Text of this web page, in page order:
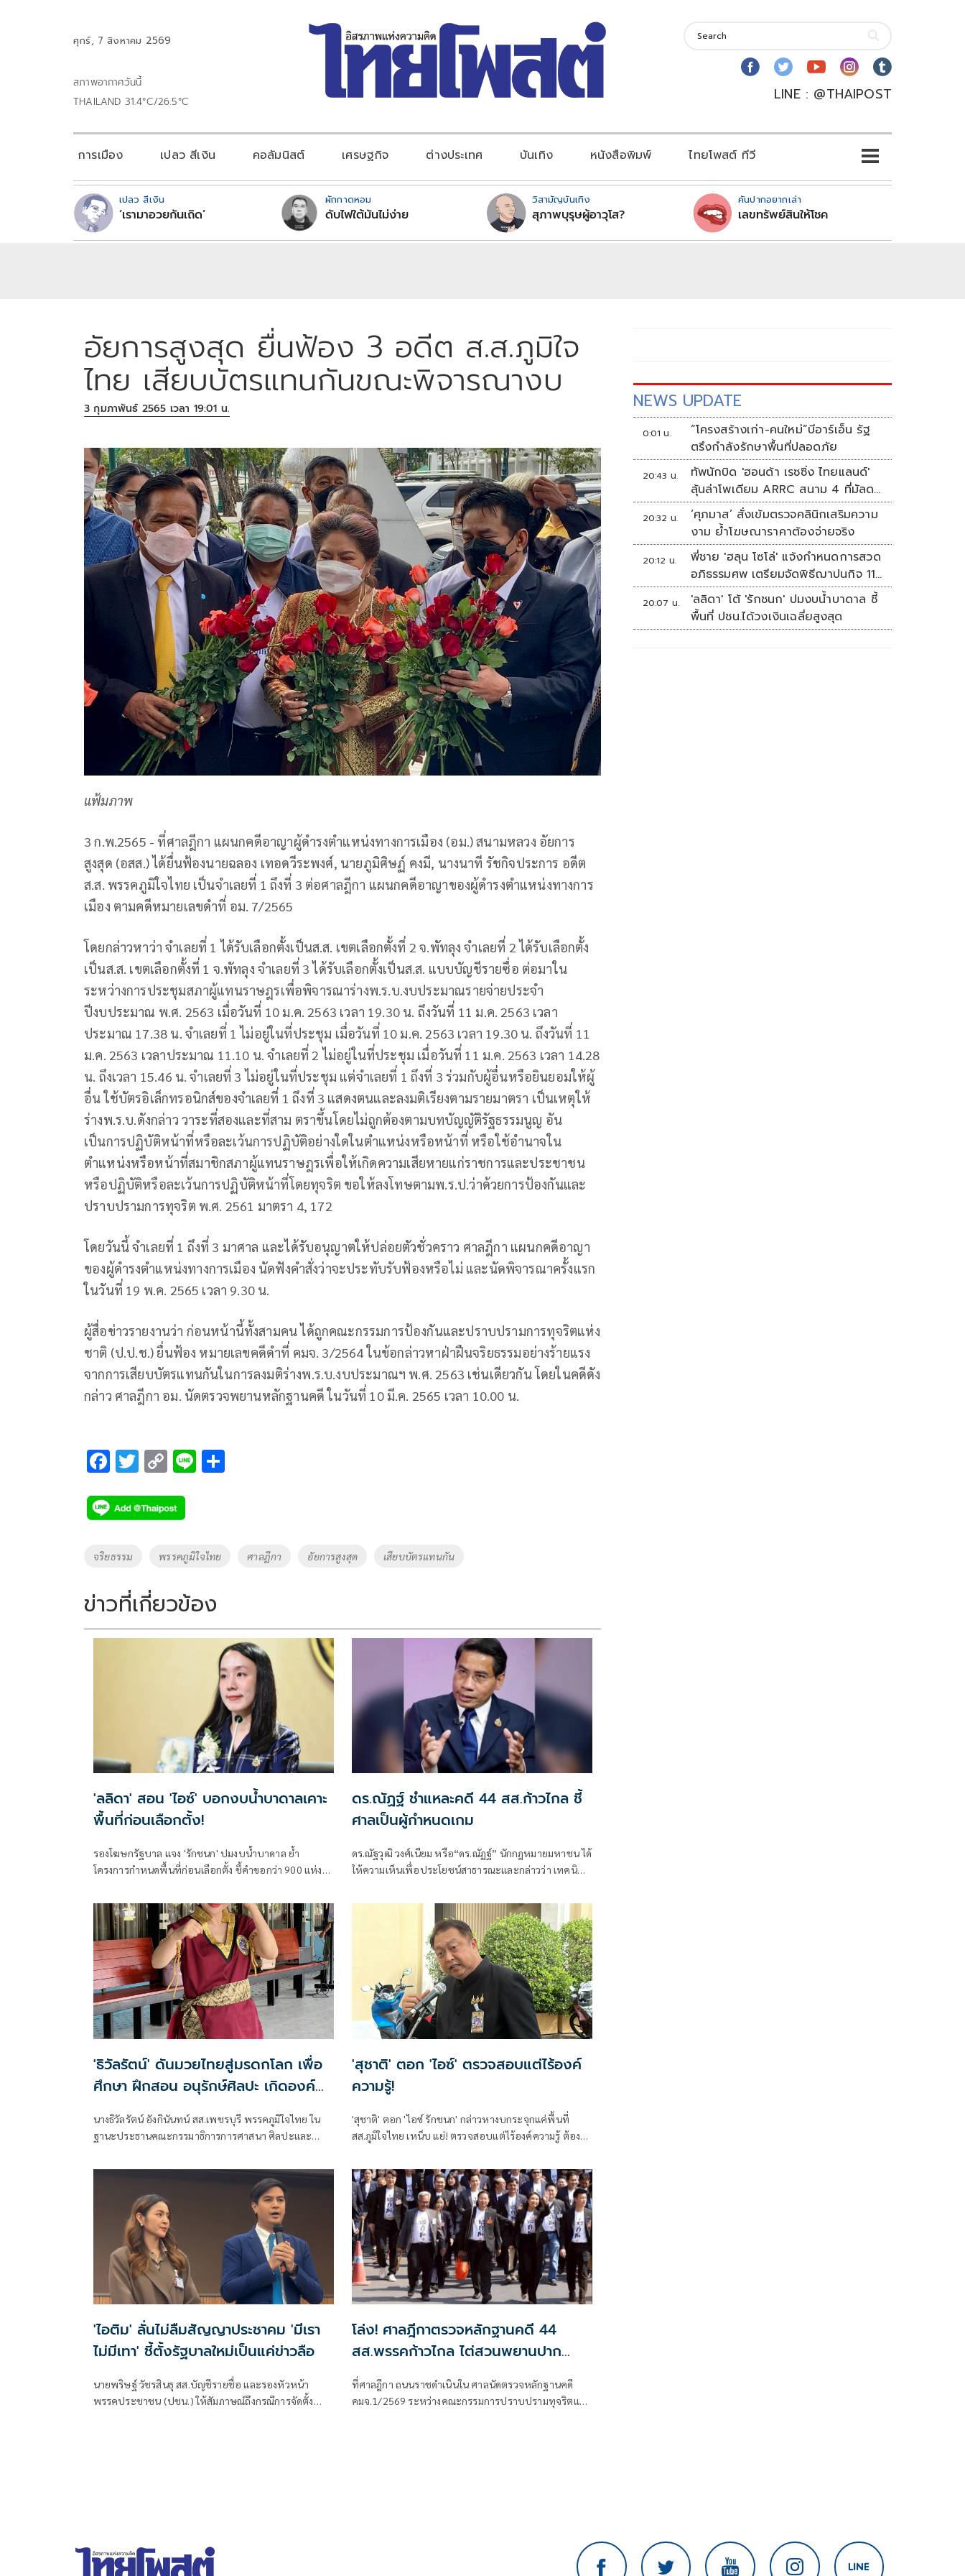
ศุกร์, 7 สิงหาคม 2569
สภาพอากาศวันนี้
THAILAND 31.4°C/26.5°C
LINE : @THAIPOST
การเมือง เปลว สีเงิน คอลัมนิสต์ เศรษฐกิจ ต่างประเทศ บันเทิง หนังสือพิมพ์ ไทยโพสต์ ทีวี
เปลว สีเงิน
‘เรามาอวยกันเถิด’
ผักกาดหอม
ดับไฟใต้มันไม่ง่าย
วิสามัญบันเทิง
สุภาพบุรุษผู้อาวุโส?
คันปากอยากเล่า
เลขทรัพย์สินให้โชค
อัยการสูงสุด ยื่นฟ้อง 3 อดีต ส.ส.ภูมิใจ
ไทย เสียบบัตรแทนกันขณะพิจารณางบ
3 กุมภาพันธ์ 2565 เวลา 19:01 น.
แฟ้มภาพ
3 ก.พ.2565 - ที่ศาลฎีกา แผนกคดีอาญาผู้ดำรงตำแหน่งทางการเมือง (อม.) สนามหลวง อัยการ
สูงสุด (อสส.) ได้ยื่นฟ้องนายฉลอง เทอดวีระพงศ์, นายภูมิศิษฏ์ คงมี, นางนาที รัชกิจประการ อดีต
ส.ส. พรรคภูมิใจไทย เป็นจำเลยที่ 1 ถึงที่ 3 ต่อศาลฎีกา แผนกคดีอาญาของผู้ดำรงตำแหน่งทางการ
เมือง ตามคดีหมายเลขดำที่ อม. 7/2565
โดยกล่าวหาว่า จำเลยที่ 1 ได้รับเลือกตั้งเป็นส.ส. เขตเลือกตั้งที่ 2 จ.พัทลุง จำเลยที่ 2 ได้รับเลือกตั้ง
เป็นส.ส. เขตเลือกตั้งที่ 1 จ.พัทลุง จำเลยที่ 3 ได้รับเลือกตั้งเป็นส.ส. แบบบัญชีรายซื่อ ต่อมาใน
ระหว่างการประชุมสภาผู้แทนราษฎรเพื่อพิจารณาร่างพ.ร.บ.งบประมาณรายจ่ายประจำ
ปีงบประมาณ พ.ศ. 2563 เมื่อวันที่ 10 ม.ค. 2563 เวลา 19.30 น. ถึงวันที่ 11 ม.ค. 2563 เวลา
ประมาณ 17.38 น. จำเลยที่ 1 ไม่อยู่ในที่ประชุม เมื่อวันที่ 10 ม.ค. 2563 เวลา 19.30 น. ถึงวันที่ 11
ม.ค. 2563 เวลาประมาณ 11.10 น. จำเลยที่ 2 ไม่อยู่ในที่ประชุม เมื่อวันที่ 11 ม.ค. 2563 เวลา 14.28
น. ถึงเวลา 15.46 น. จำเลยที่ 3 ไม่อยู่ในที่ประชุม แต่จำเลยที่ 1 ถึงที่ 3 ร่วมกับผู้อื่นหรือยินยอมให้ผู้
อื่น ใช้บัตรอิเล็กทรอนิกส์ของจำเลยที่ 1 ถึงที่ 3 แสดงตนและลงมติเรียงตามรายมาตรา เป็นเหตุให้
ร่างพ.ร.บ.ดังกล่าว วาระที่สองและที่สาม ตราขึ้นโดยไม่ถูกต้องตามบทบัญญัติรัฐธรรมนูญ อัน
เป็นการปฏิบัติหน้าที่หรือละเว้นการปฏิบัติอย่างใดในตำแหน่งหรือหน้าที่ หรือใช้อำนาจใน
ตำแหน่งหรือหน้าที่สมาชิกสภาผู้แทนราษฎรเพื่อให้เกิดความเสียหายแก่ราชการและประชาชน
หรือปฏิบัติหรือละเว้นการปฏิบัติหน้าที่โดยทุจริต ขอให้ลงโทษตามพ.ร.ป.ว่าด้วยการป้องกันและ
ปราบปรามการทุจริต พ.ศ. 2561 มาตรา 4, 172
โดยวันนี้ จำเลยที่ 1 ถึงที่ 3 มาศาล และได้รับอนุญาตให้ปล่อยตัวชั่วคราว ศาลฎีกา แผนกคดีอาญา
ของผู้ดำรงตำแหน่งทางการเมือง นัดฟังคำสั่งว่าจะประทับรับฟ้องหรือไม่ และนัดพิจารณาครั้งแรก
ในวันที่ 19 พ.ค. 2565 เวลา 9.30 น.
ผู้สื่อข่าวรายงานว่า ก่อนหน้านี้ทั้งสามคน ได้ถูกคณะกรรมการป้องกันและปราบปรามการทุจริตแห่ง
ชาติ (ป.ป.ช.) ยื่นฟ้อง หมายเลขคดีดำที่ คมจ. 3/2564 ในข้อกล่าวหาฝ่าฝืนจริยธรรมอย่างร้ายแรง
จากการเสียบบัตรแทนกันในการลงมติร่างพ.ร.บ.งบประมาณฯ พ.ศ. 2563 เช่นเดียวกัน โดยในคดีดัง
กล่าว ศาลฎีกา อม. นัดตรวจพยานหลักฐานคดี ในวันที่ 10 มี.ค. 2565 เวลา 10.00 น.
F
e
b
o
k
T
tt
er
C
p
y
Li
k
Li
Tags
จริยธรรม พรรคภูมิใจไทย ศาลฎีกา อัยการสูงสุด เสียบบัตรแทนกัน
ข่าวที่เกี่ยวข้อง
'ลลิดา' สอน 'ไอซ์' บอกงบน้ำบาดาลเคาะ
พื้นที่ก่อนเลือกตั้ง!
รองโฆษกรัฐบาล แจง 'รักชนก' ปมงบน้ำบาดาล ย้ำ
โครงการกำหนดพื้นที่ก่อนเลือกตั้ง ชี้คำขอกว่า 900 แห่ง
ดร.ณัฏฐ์ ชำแหละคดี 44 สส.ก้าวไกล ชี้
ศาลเป็นผู้กำหนดเกม
ดร.ณัฐวุฒิ วงศ์เนียม หรือ“ดร.ณัฏฐ์” นักกฎหมายมหาชน ได้
ให้ความเห็นเพื่อประโยชน์สาธารณะและกล่าวว่า เทคนิค
'ธิวัลรัตน์' ดันมวยไทยสู่มรดกโลก เพื่อ
ศึกษา ฝึกสอน อนุรักษ์ศิลปะ เกิดองค์
ในระดับนานาชาติ
นางธิวัลรัตน์ อังกินันทน์ สส.เพชรบุรี พรรคภูมิใจไทย ใน
ฐานะประธานคณะกรรมาธิการการศาสนา ศิลปะและ
นานาชาติ ประจำปี 2569 ณ โรงเรียนราชประชานุเคราะห์
47 จังหวัดเพชรบุรี ร่วมกับสมาคมสยามยุทธกีฬาพื้นเมือง
ไทย ตลอดจนทุกภาคส่วน ที่ร่วมแรงร่วมใจจัดเวทีแห่งการ
เรียนรู้ เพื่อแลกเปลี่ยนองค์ความรู้และสร้างเครือข่าย
มวยไทยในระดับนานาชาติ
'สุชาติ' ตอก 'ไอซ์' ตรวจสอบแต่ไร้องค์
ความรู้!
'สุชาติ' ตอก 'ไอซ์ รักชนก' กล่าวหางบกระจุกแค่พื้นที่
สส.ภูมิใจไทย เหน็บ แย่! ตรวจสอบแต่ไร้องค์ความรู้ ต้อง
งานที่ตัวเองรับผิดชอบ
'ไอติม' ลั่นไม่ลืมสัญญาประชาคม 'มีเรา
ไม่มีเทา' ชี้ตั้งรัฐบาลใหม่เป็นแค่ข่าวลือ
นายพริษฐ์ วัชรสินธุ สส.บัญชีรายชื่อ และรองหัวหน้า
พรรคประชาชน (ปชน.) ให้สัมภาษณ์ถึงกรณีการจัดตั้ง
โล่ง! ศาลฎีกาตรวจหลักฐานคดี 44
สส.พรรคก้าวไกล ไต่สวนพยานปาก
สุดท้าย 18 พ.ค.ปีหน้าก่อนนัดตัดสิน
ที่ศาลฎีกา ถนนราชดำเนินใน ศาลนัดตรวจหลักฐานคดี
คมจ.1/2569 ระหว่างคณะกรรมการปราบปรามทุจริตแห่ง
NEWS UPDATE
0:01 น.
“โครงสร้างเก่า-คนใหม่”บีอาร์เอ็น รัฐ
ตรึงกำลังรักษาพื้นที่ปลอดภัย
20:43 น.
ทัพนักบิด 'ฮอนด้า เรซซิ่ง ไทยแลนด์'
ลุ้นล่าโพเดียม ARRC สนาม 4 ที่มัลดา
ลิกา
20:32 น.
‘ศุภมาส’ สั่งเข้มตรวจคลินิกเสริมความ
งาม ย้ำโฆษณาราคาต้องจ่ายจริง
20:12 น.
พี่ชาย 'ฮลุน โซโล่' แจ้งกำหนดการสวด
อภิธรรมศพ เตรียมจัดพิธีฌาปนกิจ 11
ส.ค.
20:07 น.
'ลลิดา' โต้ 'รักชนก' ปมงบน้ำบาดาล ชี้
พื้นที่ ปชน.ได้วงเงินเฉลี่ยสูงสุด